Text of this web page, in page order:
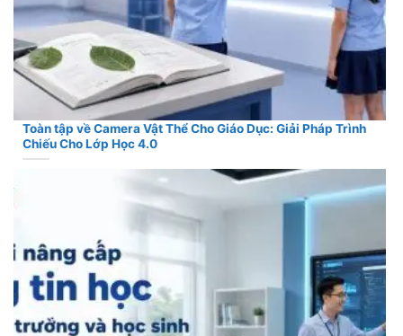
Toàn tập về Camera Vật Thể Cho Giáo Dục: Giải Pháp Trình
Chiếu Cho Lớp Học 4.0